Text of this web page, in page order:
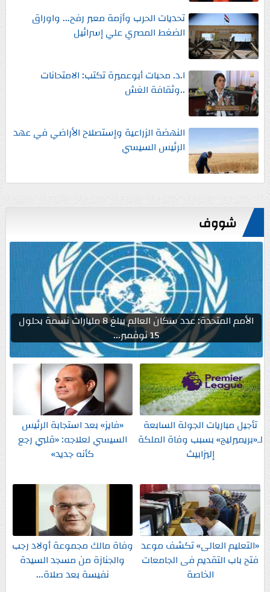
تحديات الحرب وأزمة معبر رفح... واوراق
الضغط المصري علي إسرائيل
ا.د. محبات أبوعميرة تكتب: الامتحانات
..وثقافة الغش
النهضة الزراعية وإستصلاح الأراضي في عهد
الرئيس السيسي
شووف
الأمم المتحدة: عدد سكان العالم يبلغ 8 مليارات نسمة بحلول
15 نوفمبر...
تأجيل مباريات الجولة السابعة
لـ«بريميرليج» بسبب وفاة الملكة
إليزابيث
«فايز» بعد استجابة الرئيس
السيسي لعلاجه: «قلبي رجع
كأنه جديد»
«التعليم العالى» تكشف موعد
فتح باب التقديم فى الجامعات
الخاصة
وفاة مالك مجموعة أولاد رجب
والجنازة من مسجد السيدة
نفيسة بعد صلاة...